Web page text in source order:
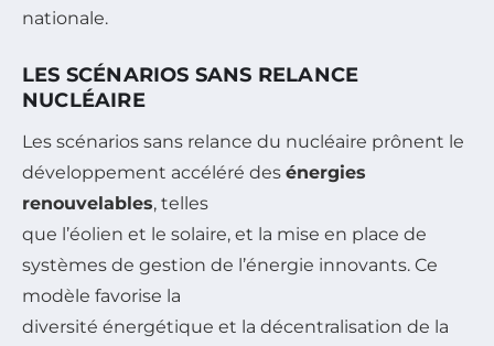
nationale.
LES SCÉNARIOS SANS RELANCE
NUCLÉAIRE
Les scénarios sans relance du nucléaire prônent le
développement accéléré des énergies
renouvelables, telles
que l’éolien et le solaire, et la mise en place de
systèmes de gestion de l’énergie innovants. Ce
modèle favorise la
diversité énergétique et la décentralisation de la